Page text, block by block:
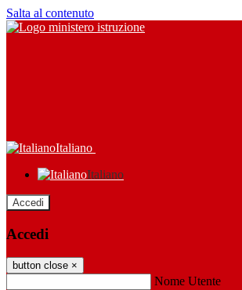
Salta al contenuto
Italiano
Italiano
Accedi
Accedi
button close ×
Nome Utente